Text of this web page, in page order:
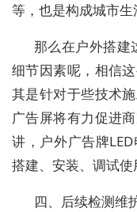
等，也是构成城市生
那么在户外搭建
细节因素呢，相信
其是针对于些技术
广告屏将有力促进
讲，户外广告牌
搭建、安装、调试使
四、后续检测维